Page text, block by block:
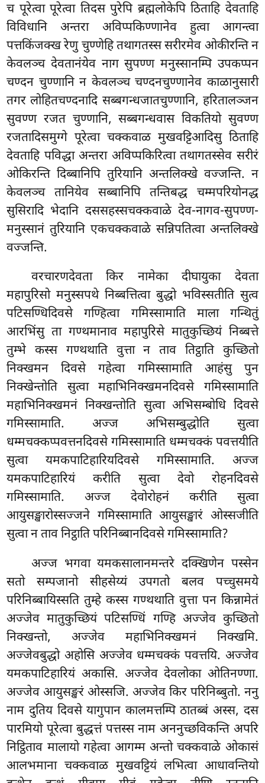
च पूरेत्वा पूरेत्वा तिदस पुरेपि ब्रह्मलोकेपि ठिताहि देवताहि
विविधानि अन्तरा अविप्पकिण्णानेव हुत्वा आगन्त्वा
पत्तकिंजक्ख रेणु चुण्णेहि तथागतस्स सरीरमेव ओकीरन्ति न
केवलञ्च देवतानंयेव नाग सुपण्ण मनुस्सानम्पि उपकप्पन
चण्दन चुण्णानि न केवलञ्च चण्दनचुण्णानेव काळानुसारी
तगर लोहितचण्दनादि सब्बगन्धजातचुण्णानि, हरितालञ्जन
सुवण्ण रजत चुण्णानि, सब्बगन्धवास विकतियो सुवण्ण
रजतादिसमुग्गे पूरेत्वा चक्कवाळ मुखवट्टिआदिसु ठिताहि
देवताहि पविद्धा अन्तरा अविप्पकिरित्वा तथागतस्सेव सरीरं
ओकिरन्ति दिब्बानिपि तुरियानि अन्तलिक्खे वज्जन्ति. न
केवलञ्च तानियेव सब्बानिपि तन्तिबद्ध चम्मपरियोनद्ध
सुसिरादि भेदानि दससहस्सचक्कवाळे देव-नागव-सुपण्ण-
मनुस्सानं तुरियानि एकचक्कवाळे सन्निपतित्वा अन्तलिक्खे
वज्जन्ति.
वरचारणदेवता किर नामेका दीघायुका देवता
महापुरिसो मनुस्सपथे निब्बत्तित्वा बुद्धो भविस्सतीति सुत्व
पटिसण्धिदिवसे गण्हित्वा गमिस्सामाति माला गन्थितुं
आरभिंसु ता गण्थमानाव महापुरिसे मातुकुच्छियं निब्बत्ते
तुम्भे कस्स गण्थथाति वुत्ता न ताव तिट्ठाति कुच्छितो
निक्खमन दिवसे गहेत्वा गमिस्सामाति आहंसु पुन
निक्खेन्तोति सुत्वा महाभिनिक्खमनदिवसे गमिस्सामाति
महाभिनिक्खमनं निक्खन्तोति सुत्वा अभिसम्बोधि दिवसे
गमिस्सामाति. अज्ज अभिसम्बुद्धोति सुत्वा
धम्मचक्कप्पवत्तनदिवसे गमिस्सामाति धम्मचक्कं पवत्तयीति
सुत्वा यमकपाटिहारियदिवसे गमिस्सामाति. अज्ज
यमकपाटिहारियं करीति सुत्वा देवो रोहनदिवसे
गमिस्सामाति. अज्ज देवोरोहनं करीति सुत्वा
आयुसङ्खारोस्सज्जने गमिस्सामाति आयुसङ्खारं ओस्सजीति
सुत्वा न ताव निट्ठाति परिनिब्बानदिवसे गमिस्सामाति?
अज्ज भगवा यमकसालानमन्तरे दक्खिणेन पस्सेन
सतो सम्पजानो सीहसेय्यं उपगतो बलव पच्चुसमये
परिनिब्बायिस्सति तुम्हे कस्स गण्थथाति वुत्ता पन किन्नामेतं
अज्जेव मातुकुच्छियं पटिसण्धिं गण्हि अज्जेव कुच्छितो
निक्खन्तो, अज्जेव महाभिनिक्खमनं निक्खमि.
अज्जेवबुद्धो अहोसि अज्जेव धम्मचक्कं पवत्तयि. अज्जेव
यमकपाटिहारियं अकासि. अज्जेव देवलोका ओतिनण्णा.
अज्जेव आयुसङ्खरं ओस्सजि. अज्जेव किर परिनिब्बुतो. ननु
नाम दुतिय दिवसे यागुपान कालमत्तम्पि ठातब्बं अस्स, दस
पारमियो पूरेत्वा बुद्धत्तं पत्तस्स नाम अननुच्छविकन्ति अपरि
निट्ठिताव मालायो गहेत्वा आगम्म अन्तो चक्कवाळे ओकासं
आलभमाना चक्कवाळ मुखवट्टियं लभित्वा आधावन्तियो